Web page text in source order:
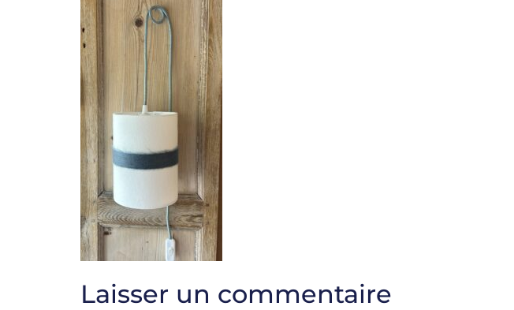
Laisser un commentaire